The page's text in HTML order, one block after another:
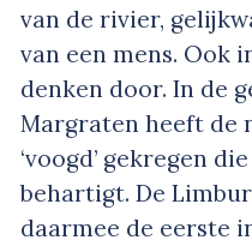
van de rivier,
van een mens. Ook
denken door. In de
Margraten heeft de
‘voogd’ gekregen
behartigt. De
daarmee de eerste